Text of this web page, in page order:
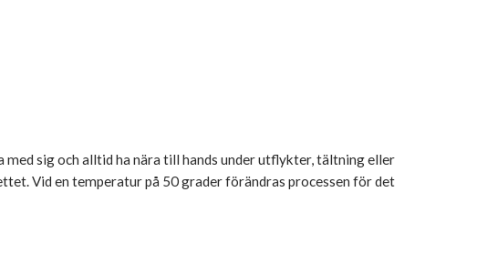
sig och alltid ha nära till hands under utflykter, tältning eller
Vid en temperatur på 50 grader förändras processen för det